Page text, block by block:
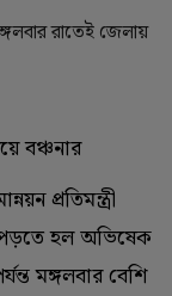
বঞ্চনার
প্রতিমন্ত্রী
পড়তে হল অভিষেক
মঙ্গলবার বেশি